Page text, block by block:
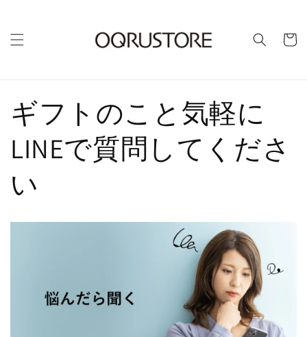
ー
ギフトのこと気軽に
LINEで質問してくださ
い